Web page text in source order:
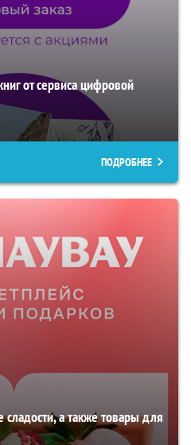
от сервиса цифровой
ПОДРОБНЕЕ
а также товары для